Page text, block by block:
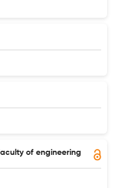
of engineering